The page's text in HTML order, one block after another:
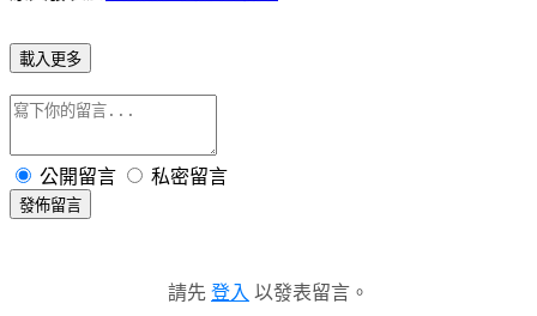
載入更多
公開留言 私密留言
發佈留言
請先 登入 以發表留言。